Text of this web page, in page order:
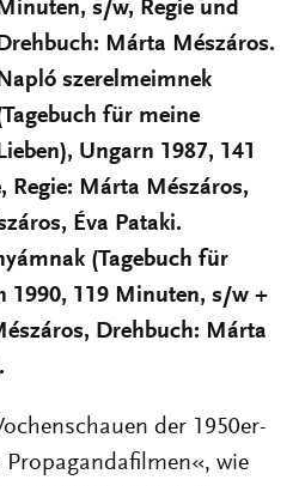
s/w, Regie und
Márta Mészáros.
szerelmeimnek
für meine
Ungarn 1987, 141
Regie: Márta Mészáros,
Éva Pataki.
(Tagebuch für
1990, 119 Minuten, s/w +
Drehbuch: Márta
der 1950er-
Propagandafilmen«, wie